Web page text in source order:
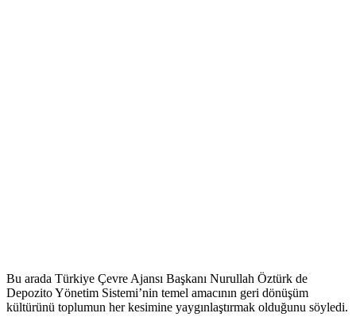
Bu arada Türkiye Çevre Ajansı Başkanı Nurullah Öztürk de
Depozito Yönetim Sistemi’nin temel amacının geri dönüşüm
kültürünü toplumun her kesimine yaygınlaştırmak olduğunu söyledi.